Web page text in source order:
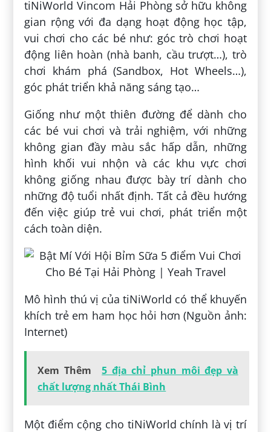
tiNiWorld Vincom Hải Phòng sở hữu không
gian rộng với đa dạng hoạt động học tập,
vui chơi cho các bé như: góc trò chơi hoạt
động liên hoàn (nhà banh, cầu trượt…), trò
chơi khám phá (Sandbox, Hot Wheels…),
góc phát triển khả năng sáng tạo…
Giống như một thiên đường để dành cho
các bé vui chơi và trải nghiệm, với những
không gian đầy màu sắc hấp dẫn, những
hình khối vui nhộn và các khu vực chơi
không giống nhau được bày trí dành cho
những độ tuổi nhất định. Tất cả đều hướng
đến việc giúp trẻ vui chơi, phát triển một
cách toàn diện.
Mô hình thú vị của tiNiWorld có thể khuyến
khích trẻ em ham học hỏi hơn (Nguồn ảnh:
Internet)
Xem Thêm
5 địa chỉ phun môi đẹp và
chất lượng nhất Thái Bình
Một điểm cộng cho tiNiWorld chính là vị trí